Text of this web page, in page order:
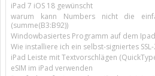
iPad 7 iOS 18 gewünscht
warum kann Numbers nicht die
(summe(B3:B92))
Windowbasiertes Programm auf dem
Wie installiere ich ein selbst-signiertes
iPad Leiste mit Textvorschlägen
eSIM im iPad verwenden